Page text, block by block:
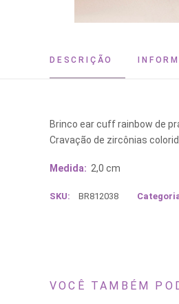
DESCRIÇÃO
Brinco ear cuff rainbow de
Cravação de zircônias
Medida: 2,0 cm
SKU: BR812038
VOCÊ TAMBÉM